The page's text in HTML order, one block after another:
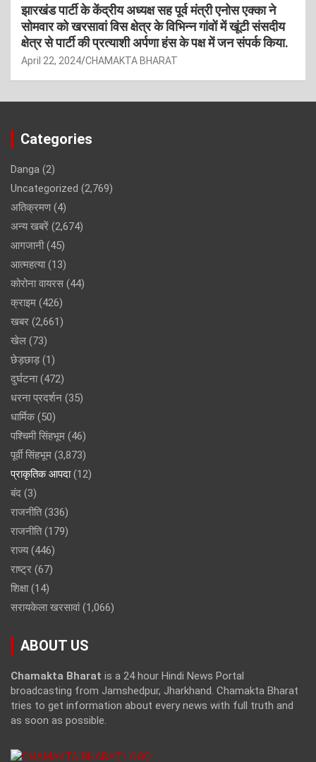
झारखंड पार्टी के केंद्रीय अध्यक्ष सह पूर्व मंत्री एनोस एक्का ने
सोमवार को खरसावां विस क्षेत्र के विभिन्न गांवों में खूंटी संसदीय
क्षेत्र से पार्टी की प्रत्याशी अर्पणा हंस के पक्ष में जन संपर्क किया.
April 22, 2024 CHAMAKTA BHARAT
Categories
Danga (2)
Uncategorized (2,769)
अतिक्रमण(4)
अन्य खबरें (2,674)
आगजानी(45)
आत्महत्या(13)
कोरोना वायरस (44)
क्राइम (426)
खबर (2,661)
खेल (73)
छेड़छाड़(1)
दुर्घटना(472)
धरना प्रदर्शन (35)
धार्मिक(50)
पश्चिमी सिंहभूम (46)
पूर्वी सिंहभूम (3,873)
प्राकृतिक आपदा(12)
बंद (3)
राजनीति(336)
राजनीति(179)
राज्य(446)
राष्ट्र (67)
शिक्षा(14)
सरायकेला खरसावां(1,066)
ABOUT US
Chamakta Bharat is a 24 hour Hindi News Portal
broadcasting from Jamshedpur, Jharkhand. Chamakta Bharat
tries to get information about every news with full truth and
as soon as possible.